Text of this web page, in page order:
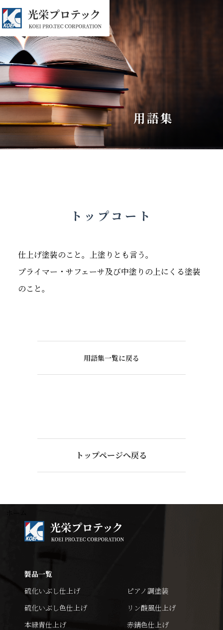
用語集
トップコート
仕上げ塗装のこと。上塗りとも言う。
プライマー・サフェーサ及び中塗りの上にくる塗装
のこと。
用語集一覧に戻る
トップページへ戻る
製品一覧
硫化いぶし仕上げ
硫化いぶし色仕上げ
本緑青仕上げ
ピアノ調塗装
リン酸風仕上げ
赤錆色仕上げ